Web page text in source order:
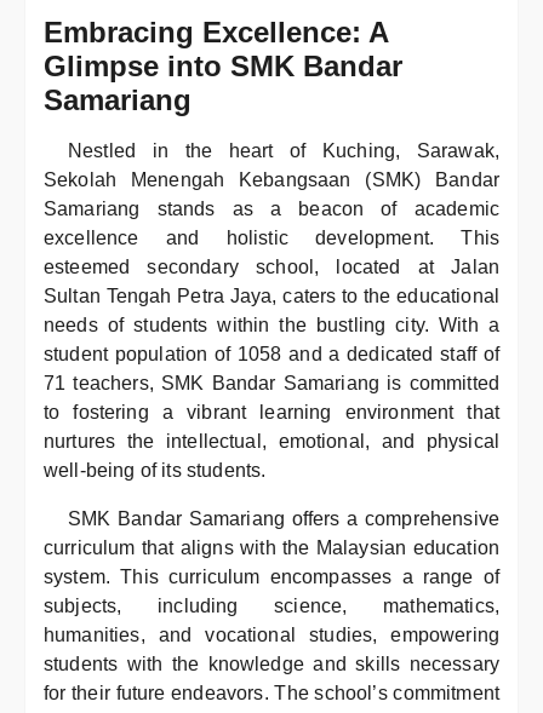
Embracing Excellence: A
Glimpse into SMK Bandar
Samariang
Nestled in the heart of Kuching, Sarawak,
Sekolah Menengah Kebangsaan (SMK) Bandar
Samariang stands as a beacon of academic
excellence and holistic development. This
esteemed secondary school, located at Jalan
Sultan Tengah Petra Jaya, caters to the educational
needs of students within the bustling city. With a
student population of 1058 and a dedicated staff of
71 teachers, SMK Bandar Samariang is committed
to fostering a vibrant learning environment that
nurtures the intellectual, emotional, and physical
well-being of its students.
SMK Bandar Samariang offers a comprehensive
curriculum that aligns with the Malaysian education
system. This curriculum encompasses a range of
subjects, including science, mathematics,
humanities, and vocational studies, empowering
students with the knowledge and skills necessary
for their future endeavors. The school’s commitment